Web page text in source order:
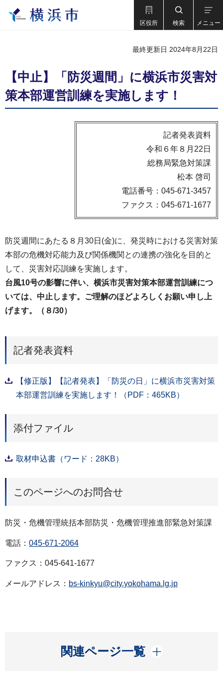
区役所 検索 メニュー
最終更新日 2024年8月22日
【中止】「防災週間」に横浜市災害対
策本部運営訓練を実施します！
記者発表資料
令和６年８月22日
総務局緊急対策課
松本 啓司
電話番号：045-671-3457
ファクス：045-671-1677
防災週間にあたる８月30日(金)に、発災時における災害対策
本部の危機対応能力及び関係機関との連携の強化を目的と
して、災害対応訓練を実施します。
台風10号の影響に伴い、横浜市災害対策本部運営訓練につ
いては、中止します。ご理解のほどよろしくお願い申し上
げます。（８/30）
記者発表資料
【修正版】【記者発表】「防災の日」に横浜市災害対策
本部運営訓練を実施します！（PDF：465KB）
添付ファイル
取材申込書（ワード：28KB）
このページへのお問合せ
防災・危機管理統括本部防災・危機管理推進部緊急対策課
電話： 045-671-2064
ファクス：045-641-1677
メールアドレス： bs-kinkyu@city.yokohama.lg.jp
関連ページ一覧
開く